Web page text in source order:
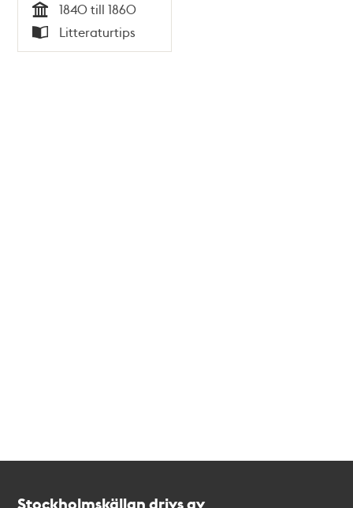
Tid
1840 till 1860
Typ
Litteraturtips
Stockholmskällan drivs av